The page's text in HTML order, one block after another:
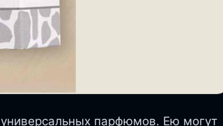
парфюмов. Ею могут